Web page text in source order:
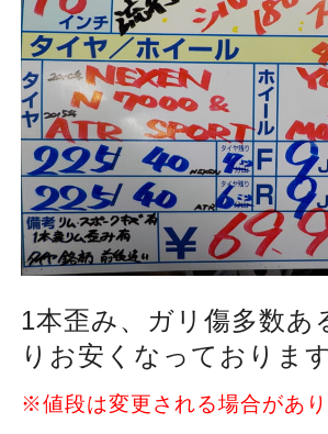
1本歪み、ガリ傷多数あ
りお安くなっておりま
※値段は変更される場合があ